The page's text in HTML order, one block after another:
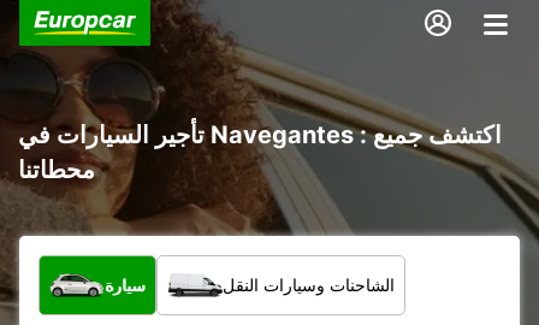
تأجير السيارات في Navegantes : اكتشف جميع
محطاتنا
ما نوع المركبة؟
سيارة الشاحنات وسيارات النقل